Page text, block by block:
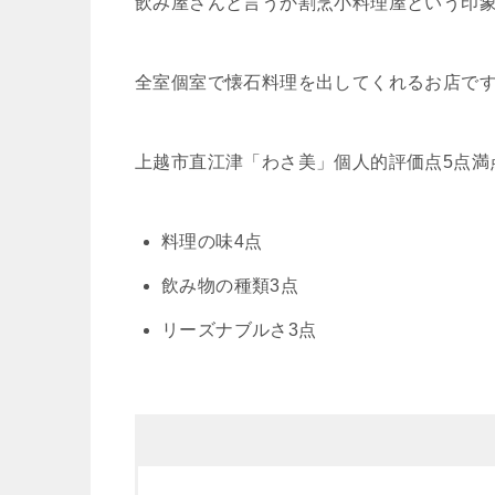
全室個室で懐石料理を出してくれるお店です
上越市直江津「わさ美」個人的評価点5点満
料理の味4点
飲み物の種類3点
リーズナブルさ3点